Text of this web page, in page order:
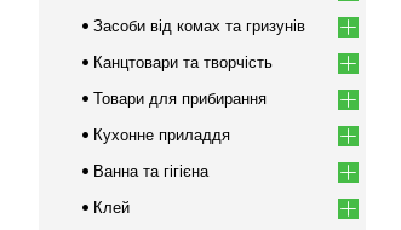
Засоби від комах та гризунів
Канцтовари та творчість
Товари для прибирання
Кухонне приладдя
Ванна та гігієна
Клей